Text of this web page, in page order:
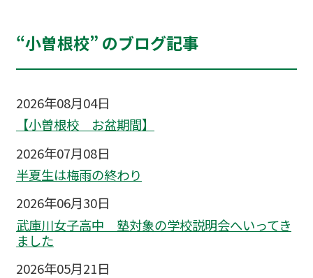
“小曽根校” のブログ記事
2026年08月04日
【小曽根校 お盆期間】
2026年07月08日
半夏生は梅雨の終わり
2026年06月30日
武庫川女子高中 塾対象の学校説明会へいってき
ました
2026年05月21日